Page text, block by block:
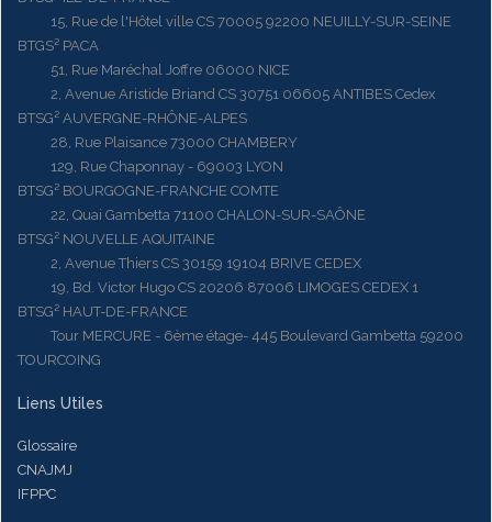
15, Rue de l'Hôtel ville CS 70005 92200 NEUILLY-SUR-SEINE
BTGS² PACA
51, Rue Maréchal Joffre 06000 NICE
2, Avenue Aristide Briand CS 30751 06605 ANTIBES Cedex
BTSG² AUVERGNE-RHÔNE-ALPES
28, Rue Plaisance 73000 CHAMBERY
129, Rue Chaponnay - 69003 LYON
BTSG² BOURGOGNE-FRANCHE COMTE
22, Quai Gambetta 71100 CHALON-SUR-SAÔNE
BTSG² NOUVELLE AQUITAINE
2, Avenue Thiers CS 30159 19104 BRIVE CEDEX
19, Bd. Victor Hugo CS 20206 87006 LIMOGES CEDEX 1
BTSG² HAUT-DE-FRANCE
Tour MERCURE - 6ème étage- 445 Boulevard Gambetta 59200
TOURCOING
Liens Utiles
Glossaire
CNAJMJ
IFPPC